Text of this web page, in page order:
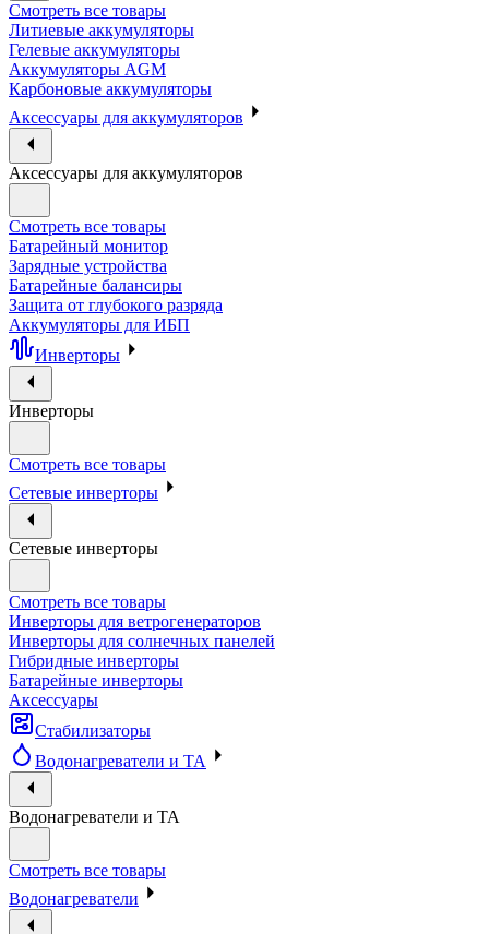
Смотреть все товары
Литиевые аккумуляторы
Гелевые аккумуляторы
Аккумуляторы AGM
Карбоновые аккумуляторы
Аксессуары для аккумуляторов
Аксессуары для аккумуляторов
Смотреть все товары
Батарейный монитор
Зарядные устройства
Батарейные балансиры
Защита от глубокого разряда
Аккумуляторы для ИБП
Инверторы
Инверторы
Смотреть все товары
Сетевые инверторы
Сетевые инверторы
Смотреть все товары
Инверторы для ветрогенераторов
Инверторы для солнечных панелей
Гибридные инверторы
Батарейные инверторы
Аксессуары
Стабилизаторы
Водонагреватели и ТА
Водонагреватели и ТА
Смотреть все товары
Водонагреватели